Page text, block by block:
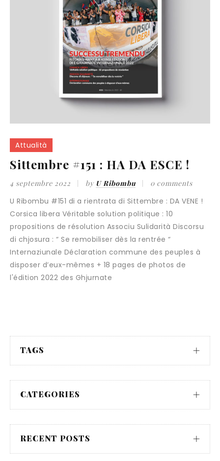
Attualità
Sittembre #151 : HA DA ESCE !
4 septembre 2022 by U Ribombu 0 comments
U Ribombu #151 di a rientrata di Sittembre : DA VENE !
Corsica libera Véritable solution politique : 10
propositions de résolution Associu Sulidarità Discorsu
di chjosura : “ Se remobiliser dès la rentrée “
Internaziunale Déclaration commune des peuples à
disposer d’eux-mêmes + 18 pages de photos de
l'édition 2022 des Ghjurnate
TAGS
CATEGORIES
RECENT POSTS